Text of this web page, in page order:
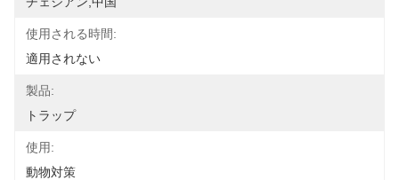
使用される時間:
適用されない
製品:
トラップ
使用:
動物対策